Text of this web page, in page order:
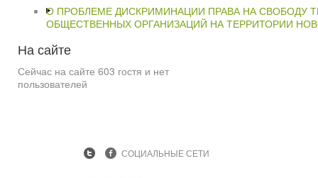
О ПРОБЛЕМЕ ДИСКРИМИНАЦИИ ПРАВА НА СВОБОДУ
ОБЩЕСТВЕННЫХ ОРГАНИЗАЦИЙ НА ТЕРРИТОРИИ
На сайте
Сейчас на сайте 603 гостя и нет
пользователей
СОЦИАЛЬНЫЕ СЕТИ